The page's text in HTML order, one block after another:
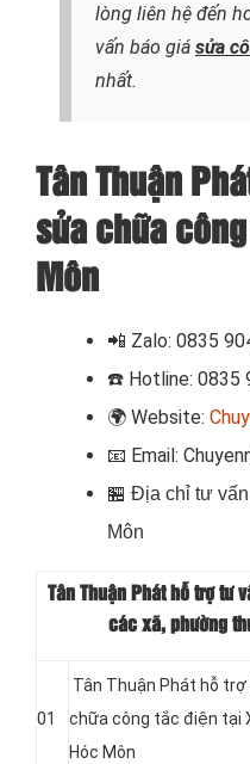
lòng liên hệ đến
vấn báo giá sửa
nhất.
Tân Thuận
sửa chữa
Môn
📲 Zalo: 0835
☎️ Hotline: 0835
🌍 Website:
📧 Email:
🏪 Địa chỉ tư
Môn
Tân Thuận Phát hỗ trợ tư
các xã, phường
01
Tân Thuận Phát hỗ
chữa công tắc điện tại
Hóc Môn